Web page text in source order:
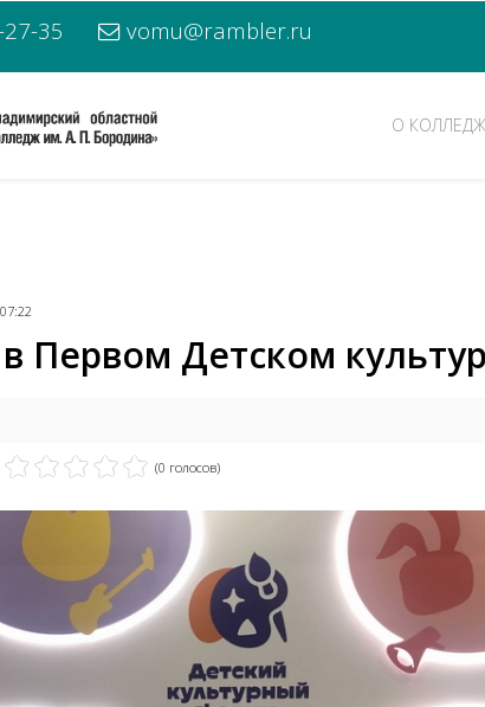
35 vomu@rambler.ru
О
Первом Детском
(0 голосов)